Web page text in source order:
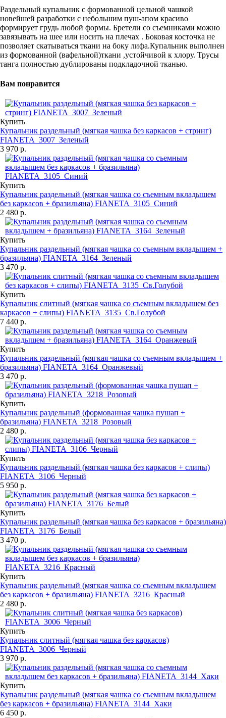
Раздельный купальник с формованной цельной чашкой
новейшей разработки с небольшим пуш-апом красиво
формирует грудь любой формы. Бретели со съемниками можно
завязывать на шее или носить на плечах . Боковая косточка не
позволяет скатываться ткани на боку лифа.Купальник выполнен
из формованной (вафельной)ткани ,устойчивой к хлору. Трусы
танга полностью дублированы подкладочной тканью.
Вам понравится
Купить
Купальник раздельный (мягкая чашка без каркасов + стринг)
FIANETA_3007_Зеленый
3 970 р.
Купить
Купальник раздельный (мягкая чашка со съемным вкладышем
без каркасов + бразильяна) FIANETA_3105_Синий
2 480 р.
Купить
Купальник раздельный (мягкая чашка со съемным вкладышем +
бразильяна) FIANETA_3164_Зеленый
3 470 р.
Купить
Купальник слитный (мягкая чашка со съемным вкладышем без
каркасов + слипы) FIANETA_3135_Св.Голубой
7 440 р.
Купить
Купальник раздельный (мягкая чашка со съемным вкладышем +
бразильяна) FIANETA_3164_Оранжевый
3 470 р.
Купить
Купальник раздельный (формованная чашка пушап +
бразильяна) FIANETA_3218_Розовый
2 480 р.
Купить
Купальник раздельный (мягкая чашка без каркасов + слипы)
FIANETA_3106_Черный
5 950 р.
Купить
Купальник раздельный (мягкая чашка без каркасов + бразильяна)
FIANETA_3176_Белый
3 470 р.
Купить
Купальник раздельный (мягкая чашка со съемным вкладышем
без каркасов + бразильяна) FIANETA_3216_Красный
2 480 р.
Купить
Купальник слитный (мягкая чашка без каркасов)
FIANETA_3006_Черный
3 970 р.
Купить
Купальник раздельный (мягкая чашка со съемным вкладышем
без каркасов + бразильяна) FIANETA_3144_Хаки
6 450 р.